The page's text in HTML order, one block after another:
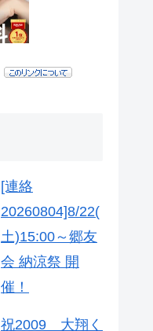
[連絡
20260804]8/22(
土)15:00～郷友
会 納涼祭 開
催！
祝2009 大翔く